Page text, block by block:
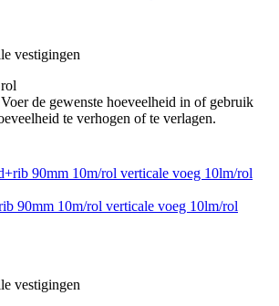
vestigingen
de gewenste hoeveelheid in of gebruik
te verhogen of te verlagen.
90mm 10m/rol verticale voeg 10lm/rol
vestigingen